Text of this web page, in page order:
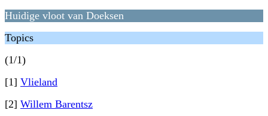
Huidige vloot van Doeksen
Topics
(1/1)
[1] Vlieland
[2] Willem Barentsz